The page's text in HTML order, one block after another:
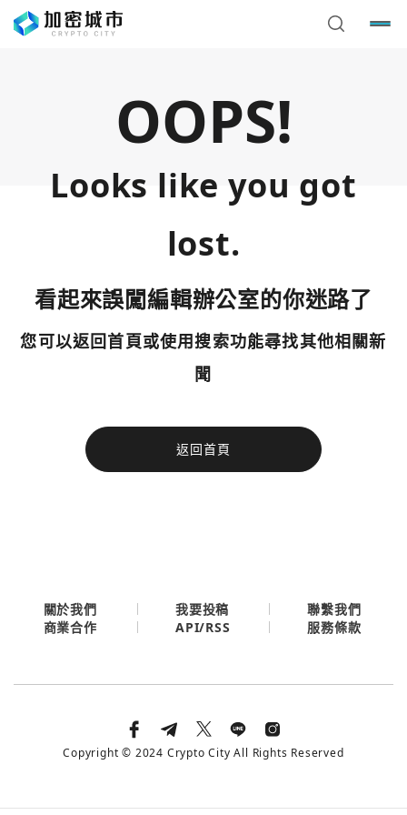
OOPS!
Looks like you got
lost.
看起來誤闖編輯辦公室的你迷路了
您可以返回首頁或使用搜索功能尋找其他相關新
聞
返回首頁
今日熱門
使用以下帳號繼續
您已閒置5分鐘，請點擊關閉按鈕或空白處，即可回到加密
今日熱門
關於我們 我要投稿
聯繫我們
商業合作
API/RSS 服務條款
Copyright © 2024 Crypto City All Rights Reserved